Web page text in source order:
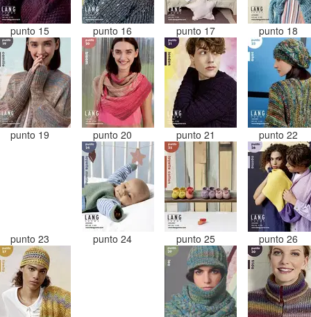
punto 15 punto 16 punto 17 punto 18
punto 19 punto 20 punto 21 punto 22
punto 23 punto 24 punto 25 punto 26